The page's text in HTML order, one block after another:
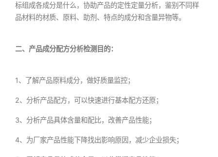
标组成各成分是什么，协助产品的定性定量分析，鉴别不同样
品材料的材质、原料、助剂、特点的成分和含量异物等。
二、产品成分配方分析检测目的：
1、了解产品原料成分，做好质量监控；
2、分析产品配方，可以快速进行基本配方还原；
3、分析产品具体含量和配比，改善产品性能；
4、为厂家产品性能下降找出影响原因，减少企业损失；